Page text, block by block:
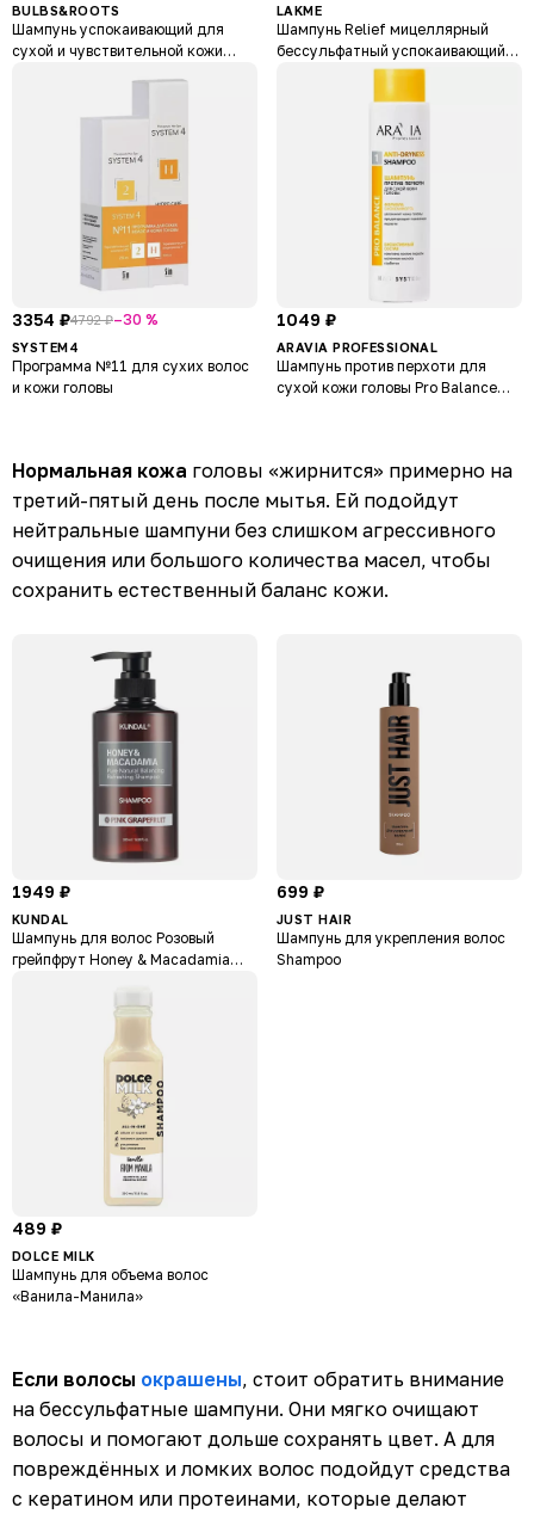
BULBS&ROOTS
Шампунь успокаивающий для
сухой и чувствительной кожи
LAKME
Шампунь Relief мицеллярный
бессульфатный успокаивающий
для сухой и чувствительной кожи
головы Teknia Scalp Care Relief
3354 ₽4792 ₽–30 %
SYSTEM4
Программа №11 для сухих волос
и кожи головы
1049 ₽
ARAVIA PROFESSIONAL
Шампунь против перхоти для
сухой кожи головы Pro Balance
Нормальная кожа головы «жирнится» примерно на
третий-пятый день после мытья. Ей подойдут
нейтральные шампуни без слишком агрессивного
очищения или большого количества масел, чтобы
сохранить естественный баланс кожи.
1949 ₽
KUNDAL
Шампунь для волос Розовый
грейпфрут Honey & Macadamia
699 ₽
JUST HAIR
Шампунь для укрепления волос
Shampoo
489 ₽
DOLCE MILK
Шампунь для объема волос
«Ванила-Манила»
Если волосы окрашены, стоит обратить внимание
на бессульфатные шампуни. Они мягко очищают
волосы и помогают дольше сохранять цвет. А для
повреждённых и ломких волос подойдут средства
с кератином или протеинами, которые делают